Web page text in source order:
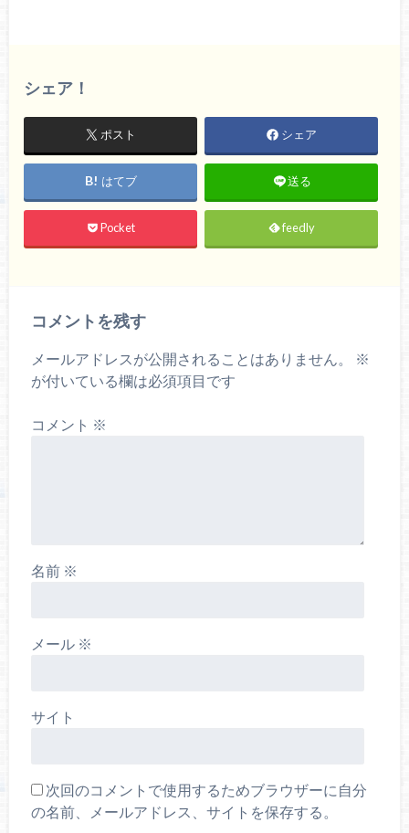
シェア！
ポスト シェア
はてブ 送る
Pocket feedly
コメントを残す
メールアドレスが公開されることはありません。
※
が付いている欄は必須項目です
コメント ※
名前 ※
メール ※
サイト
次回のコメントで使用するためブラウザーに自分
の名前、メールアドレス、サイトを保存する。